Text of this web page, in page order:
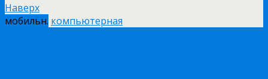
Наверх
мобильн. компьютерная